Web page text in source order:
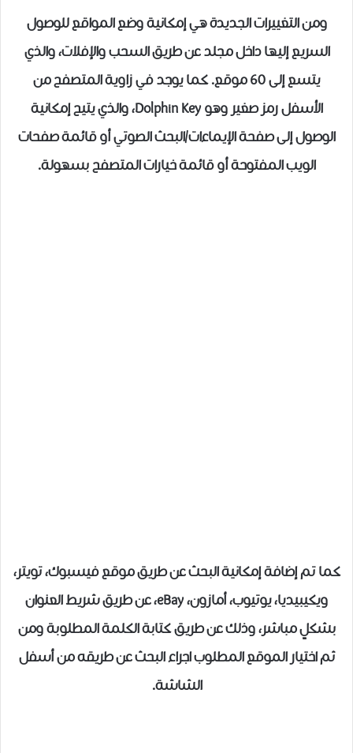
ومن التغييرات الجديدة هي إمكانية وضع المواقع للوصول
السريع إليها داخل مجلد عن طريق السحب والإفلات، والذي
يتسع إلى 60 موقع. كما يوجد في زاوية المتصفح من
الأسفل رمز صغير وهو Dolphin Key، والذي يتيح إمكانية
الوصول إلى صفحة الإيماءات/البحث الصوتي أو قائمة صفحات
الويب المفتوحة أو قائمة خيارات المتصفح بسهولة.
كما تم إضافة إمكانية البحث عن طريق موقع فيسبوك، تويتر،
ويكيبيديا، يوتيوب، أمازون، eBay، عن طريق شريط العنوان
بشكلٍ مباشر، وذلك عن طريق كتابة الكلمة المطلوبة ومن
ثم اختيار الموقع المطلوب اجراء البحث عن طريقه من أسفل
الشاشة.